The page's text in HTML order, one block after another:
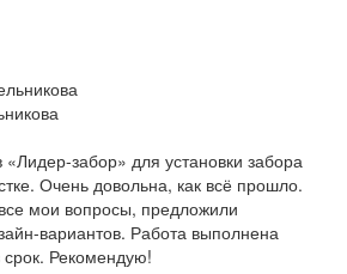
забор» для установки забора
Очень довольна, как всё прошло.
мои вопросы, предложили
вариантов. Работа выполнена
срок. Рекомендую!